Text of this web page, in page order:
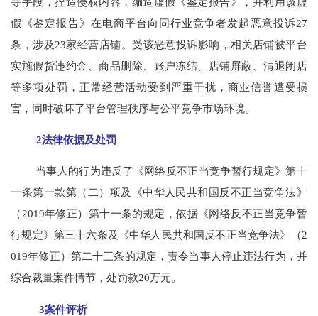
假《鉴定报告》在电商平台向同行业竞争者发起恶意投诉27
条，涉及23家经营店铺。受该恶意投诉影响，相关店铺被平台
实施假货违约金、商品删除、账户冻结、店铺屏蔽、清退闭店
等多项处罚，正常经营活动受到严重干扰，商业信誉遭受损
害，同时破坏了平台管理秩序与公平竞争市场环境。
2法律依据及处罚
当事人的行为违反了《网络反不正当竞争暂行规定》第十
一条第一款第（二）项及《中华人民共和国反不正当竞争法》
（2019年修正）第十一条的规定，依据《网络反不正当竞争暂
行规定》第三十六条及《中华人民共和国反不正当竞争法》（2
019年修正）第二十三条的规定，责令当事人停止违法行为，并
综合裁量案件情节，处罚款20万元。
3案件评析